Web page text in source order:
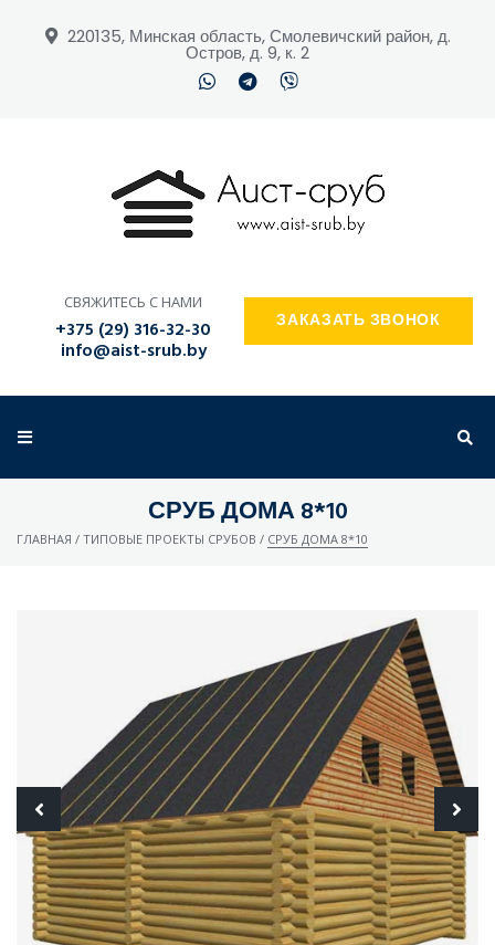
220135, Минская область, Смолевичский район, д.
Остров, д. 9, к. 2
СВЯЖИТЕСЬ С НАМИ
+375 (29) 316-32-30
info@aist-srub.by
ЗАКАЗАТЬ ЗВОНОК
СРУБ ДОМА 8*10
ГЛАВНАЯ / ТИПОВЫЕ ПРОЕКТЫ СРУБОВ / СРУБ ДОМА 8*10